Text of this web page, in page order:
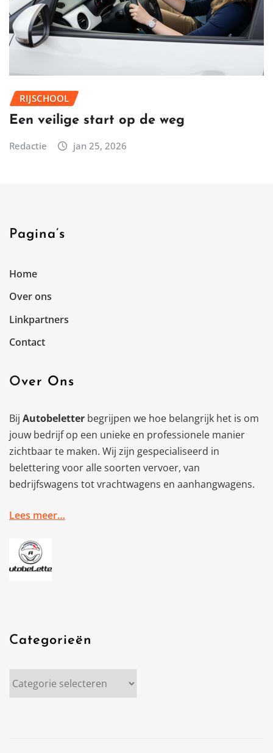
RIJSCHOOL
Een veilige start op de weg
Redactie jan 25, 2026
Pagina’s
Home
Over ons
Linkpartners
Contact
Over Ons
Bij Autobeletter begrijpen we hoe belangrijk het is om
jouw bedrijf op een unieke en professionele manier
zichtbaar te maken. Wij zijn gespecialiseerd in
belettering voor alle soorten vervoer, van
bedrijfswagens tot vrachtwagens en aanhangwagens.
Lees meer…
Categorieën
Categorieën